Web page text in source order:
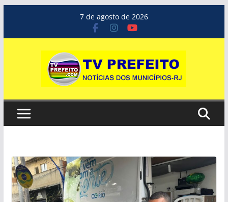
o
7 de agosto de 2026